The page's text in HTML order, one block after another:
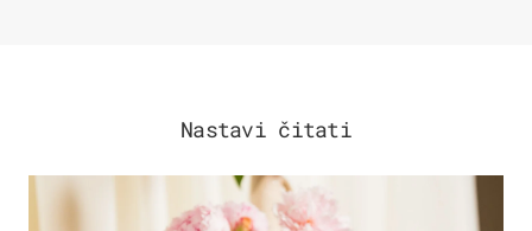
Nastavi čitati
MODA & LJEPOTA